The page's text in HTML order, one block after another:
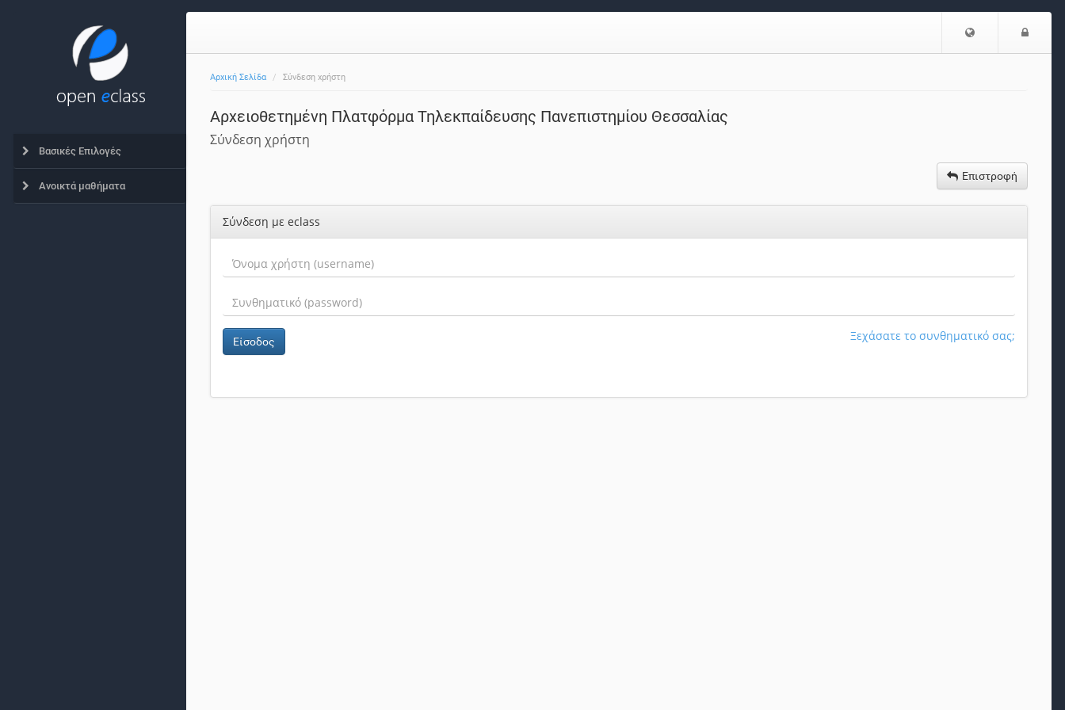
Επιλογή
Αρχική Σελίδα Σύνδεση χρήστη
Αρχειοθετημένη Πλατφόρμα Τηλεκπαίδευσης Πανεπιστημίου Θεσσαλίας
Σύνδεση χρήστη
Επιστροφή
Σύνδεση με eclass
Είσοδος Ξεχάσατε το συνθηματικό σας;
Βασικές Επιλογές
Ανοικτά μαθήματα